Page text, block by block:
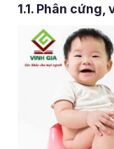
1.1. Phân cứng,